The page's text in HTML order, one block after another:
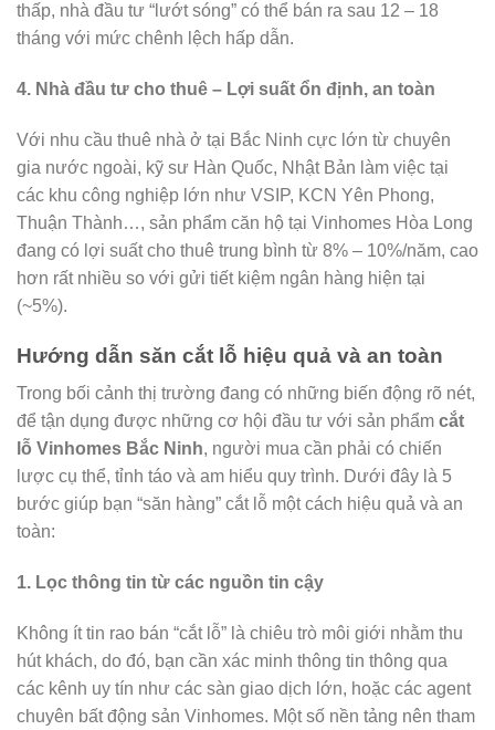
thấp, nhà đầu tư “lướt sóng” có thể bán ra sau 12 – 18
tháng với mức chênh lệch hấp dẫn.
4. Nhà đầu tư cho thuê – Lợi suất ổn định, an toàn
Với nhu cầu thuê nhà ở tại Bắc Ninh cực lớn từ chuyên
gia nước ngoài, kỹ sư Hàn Quốc, Nhật Bản làm việc tại
các khu công nghiệp lớn như VSIP, KCN Yên Phong,
Thuận Thành…, sản phẩm căn hộ tại Vinhomes Hòa Long
đang có lợi suất cho thuê trung bình từ 8% – 10%/năm, cao
hơn rất nhiều so với gửi tiết kiệm ngân hàng hiện tại
(~5%).
Hướng dẫn săn cắt lỗ hiệu quả và an toàn
Trong bối cảnh thị trường đang có những biến động rõ nét,
để tận dụng được những cơ hội đầu tư với sản phẩm cắt
lỗ Vinhomes Bắc Ninh, người mua cần phải có chiến
lược cụ thể, tỉnh táo và am hiểu quy trình. Dưới đây là 5
bước giúp bạn “săn hàng” cắt lỗ một cách hiệu quả và an
toàn:
1. Lọc thông tin từ các nguồn tin cậy
Không ít tin rao bán “cắt lỗ” là chiêu trò môi giới nhằm thu
hút khách, do đó, bạn cần xác minh thông tin thông qua
các kênh uy tín như các sàn giao dịch lớn, hoặc các agent
chuyên bất động sản Vinhomes. Một số nền tảng nên tham